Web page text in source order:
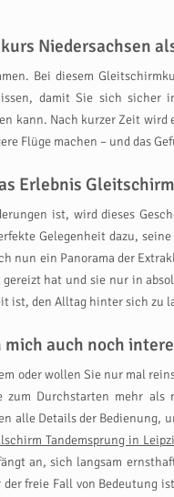
Niedersachsen
Bei diesem
damit Sie sich
kann. Nach kurzer Zeit
Flüge machen – und das
Erlebnis
ist, wird dieses
Gelegenheit dazu,
ein Panorama der
hat und sie nur in
ist, den Alltag hinter sich zu
auch noch
oder wollen Sie nur mal
zum Durchstarten mehr
alle Details der Bedienung,
Tandemsprung in
an, sich langsam
freie Fall von Bedeutung